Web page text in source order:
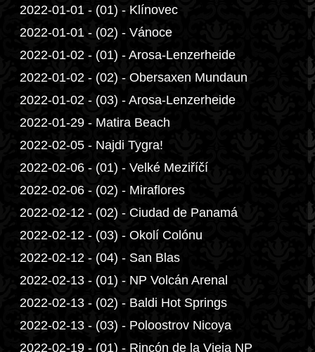
2022-01-01 - (01) - Klínovec
2022-01-01 - (02) - Vánoce
2022-01-02 - (01) - Arosa-Lenzerheide
2022-01-02 - (02) - Obersaxen Mundaun
2022-01-02 - (03) - Arosa-Lenzerheide
2022-01-29 - Matira Beach
2022-02-05 - Najdi Tygra!
2022-02-06 - (01) - Velké Meziříčí
2022-02-06 - (02) - Miraflores
2022-02-12 - (02) - Ciudad de Panamá
2022-02-12 - (03) - Okolí Colónu
2022-02-12 - (04) - San Blas
2022-02-13 - (01) - NP Volcán Arenal
2022-02-13 - (02) - Baldi Hot Springs
2022-02-13 - (03) - Poloostrov Nicoya
2022-02-19 - (01) - Rincón de la Vieja NP